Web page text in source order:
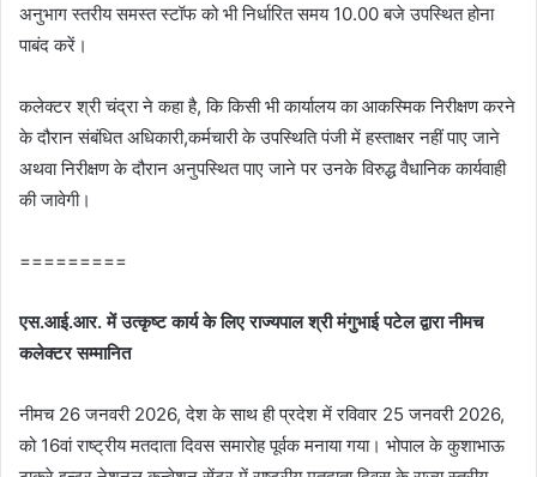
अनुभाग स्तरीय समस्त स्टॉफ को भी निर्धारित समय 10.00 बजे उपस्थित होना
पाबंद करें।
कलेक्‍टर श्री चंद्रा ने कहा है, कि किसी भी कार्यालय का आकस्मिक निरीक्षण करने
के दौरान संबंधित अधिकारी,कर्मचारी के उपस्थिति पंजी में हस्ताक्षर नहीं पाए जाने
अथवा निरीक्षण के दौरान अनुपस्थित पाए जाने पर उनके विरुद्ध वैधानिक कार्यवाही
की जावेगी।
=========
एस.आई.आर. में उत्कृष्‍ट कार्य के लिए राज्‍यपाल श्री मंगुभाई पटेल द्वारा नीमच
कलेक्‍टर सम्‍मानित
नीमच 26 जनवरी 2026, देश के साथ ही प्रदेश में रविवार 25 जनवरी 2026,
को 16वां राष्‍ट्रीय मतदाता दिवस समारोह पूर्वक मनाया गया। भोपाल के कुशाभाऊ